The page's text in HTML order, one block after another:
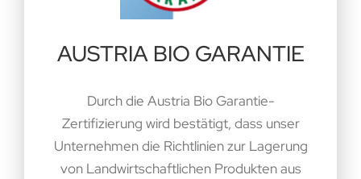
AUSTRIA BIO GARANTIE
Durch die Austria Bio Garantie-
Zertifizierung wird bestätigt, dass unser
Unternehmen die Richtlinien zur Lagerung
von Landwirtschaftlichen Produkten aus